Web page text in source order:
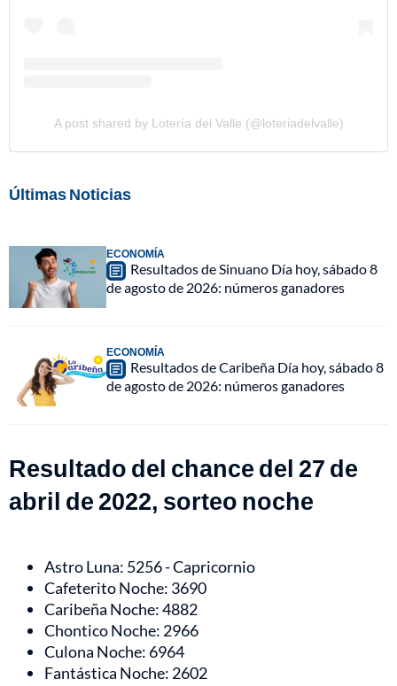
A post shared by Lotería del Valle (@loteriadelvalle)
Últimas Noticias
ECONOMÍA
Resultados de Sinuano Día hoy, sábado 8
de agosto de 2026: números ganadores
ECONOMÍA
Resultados de Caribeña Día hoy, sábado 8
de agosto de 2026: números ganadores
Resultado del chance del 27 de
abril de 2022, sorteo noche
Astro Luna: 5256 - Capricornio
Cafeterito Noche: 3690
Caribeña Noche: 4882
Chontico Noche: 2966
Culona Noche: 6964
Fantástica Noche: 2602